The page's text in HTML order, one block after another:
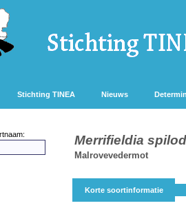
Stichting TINEA Nieuws
Merrifieldia
Malrovevedermot
Korte soortinformatie